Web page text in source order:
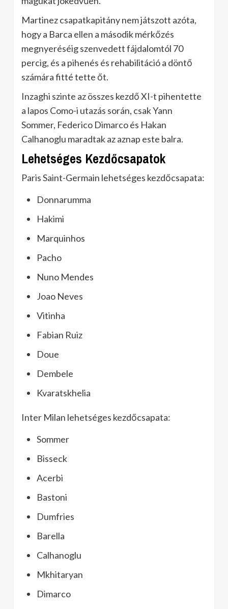
Martinez csapatkapitány nem játszott azóta,
hogy a Barca ellen a második mérkőzés
megnyeréséig szenvedett fájdalomtól 70
percig, és a pihenés és rehabilitáció a döntő
számára fitté tette őt.
Inzaghi szinte az összes kezdő XI-t pihentette
a lapos Como-i utazás során, csak Yann
Sommer, Federico Dimarco és Hakan
Calhanoglu maradtak az aznap este balra.
Lehetséges Kezdőcsapatok
Paris Saint-Germain lehetséges kezdőcsapata:
Donnarumma
Hakimi
Marquinhos
Pacho
Nuno Mendes
Joao Neves
Vitinha
Fabian Ruiz
Doue
Dembele
Kvaratskhelia
Inter Milan lehetséges kezdőcsapata:
Sommer
Bisseck
Acerbi
Bastoni
Dumfries
Barella
Calhanoglu
Mkhitaryan
Dimarco